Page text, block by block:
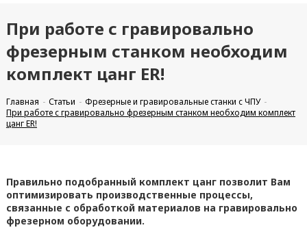
При работе с гравировально
фрезерным станком необходим
комплект цанг ER!
Главная Статьи
Фрезерные и гравировальные станки с ЧПУ
При работе с гравировально фрезерным станком необходим комплект
цанг ER!
Правильно подобранный комплект цанг позволит Вам
оптимизировать производственные процессы,
связанные с обработкой материалов на гравировально
фрезерном оборудовании.